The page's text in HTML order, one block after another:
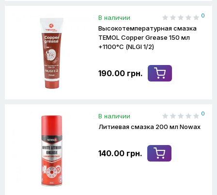
В наличии 0
Высокотемпературная смазка
TEMOL Copper Grease 150 мл
+1100°С (NLGI 1/2)
190.00 грн.
В наличии 0
Литиевая смазка 200 мл Nowax
140.00 грн.